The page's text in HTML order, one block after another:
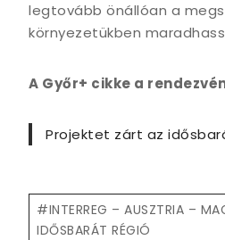
legtovább önállóan a
környezetükben
A Győr+ cikke a
Projektet zárt az
Post
Tags:
#INTERREG – AUSZTRIA –
IDŐSBARÁT RÉGIÓ